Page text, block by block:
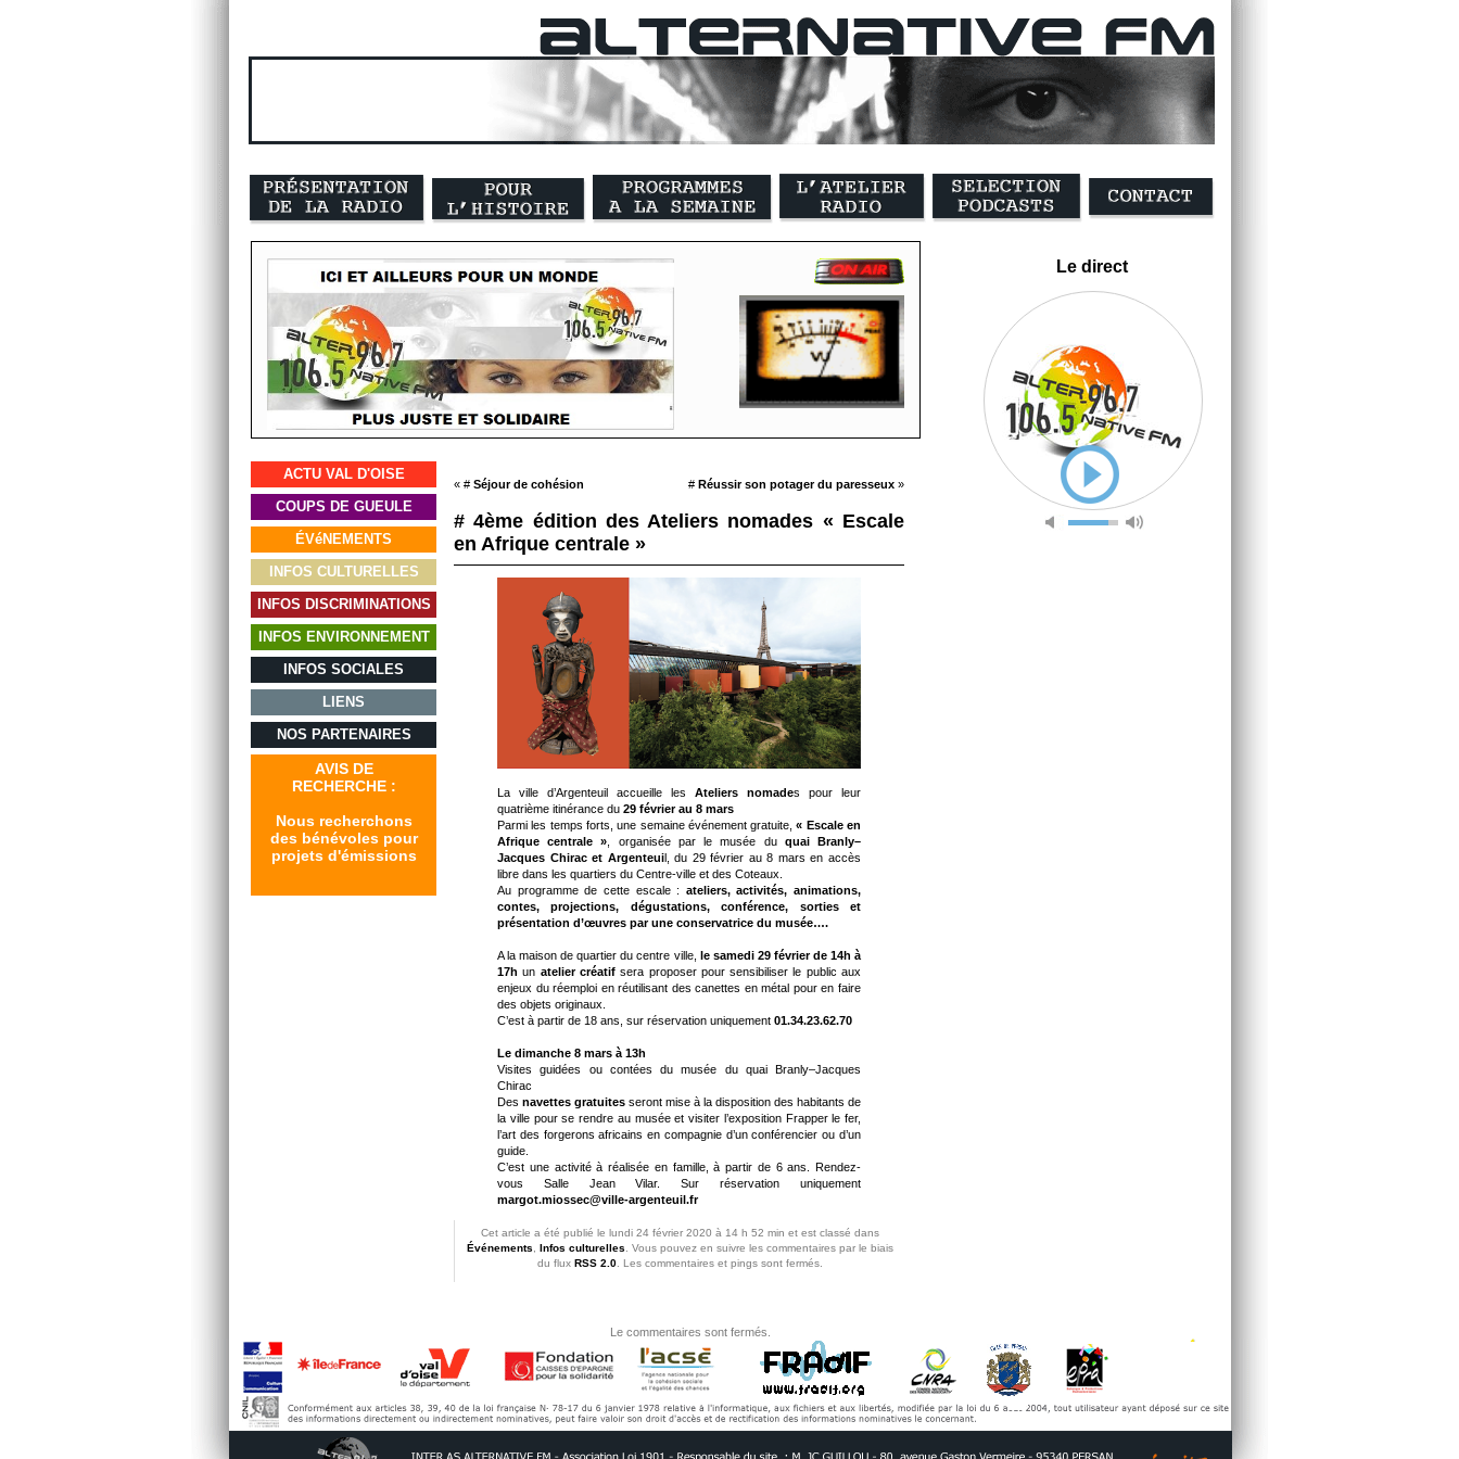
Le direct
ACTU VAL D'OISE
COUPS DE GUEULE
ÉVéNEMENTS
INFOS CULTURELLES
INFOS DISCRIMINATIONS
INFOS ENVIRONNEMENT
INFOS SOCIALES
LIENS
NOS PARTENAIRES
AVIS DE
RECHERCHE :
Nous recherchons
des bénévoles pour
projets d'émissions
« # Séjour de cohésion # Réussir son potager du paresseux »
# 4ème édition des Ateliers nomades « Escale
en Afrique centrale »
La ville d’Argenteuil accueille les Ateliers nomades pour leur
quatrième itinérance du 29 février au 8 mars
Parmi les temps forts, une semaine événement gratuite,« Escale en
Afrique centrale », organisée par le musée du quai Branly–
Jacques Chirac et Argenteuil, du 29 février au 8 mars en accès
libre dans les quartiers du Centre-ville et des Coteaux.
Au programme de cette escale : ateliers, activités, animations,
contes, projections, dégustations, conférence, sorties et
présentation d’œuvres par une conservatrice du musée….
A la maison de quartier du centre ville, le samedi 29 février de 14h à
17hun atelier créatifsera proposer pour sensibiliser le public aux
enjeux du réemploi en réutilisant des canettes en métal pour en faire
des objets originaux.
C’est à partir de 18 ans, sur réservation uniquement 01.34.23.62.70
Le dimanche 8 mars à 13h
Visites guidées ou contées du musée du quai Branly–Jacques
Chirac
Des navettes gratuites seront mise à la disposition des habitants de
la ville pour se rendre au musée et visiter l’exposition Frapper le fer,
l’art des forgerons africains en compagnie d’un conférencier ou d’un
guide.
C’est une activité à réalisée en famille, à partir de 6 ans. Rendez-
vous Salle Jean Vilar. Sur réservation uniquement
margot.miossec@ville-argenteuil.fr
Cet article a été publié le lundi 24 février 2020 à 14 h 52 min et est classé dans
Événements, Infos culturelles. Vous pouvez en suivre les commentaires par le biais
du flux RSS 2.0. Les commentaires et pings sont fermés.
Le commentaires sont fermés.